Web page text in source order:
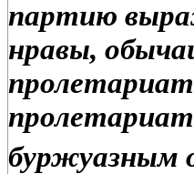
партию
нравы,
буржуазным